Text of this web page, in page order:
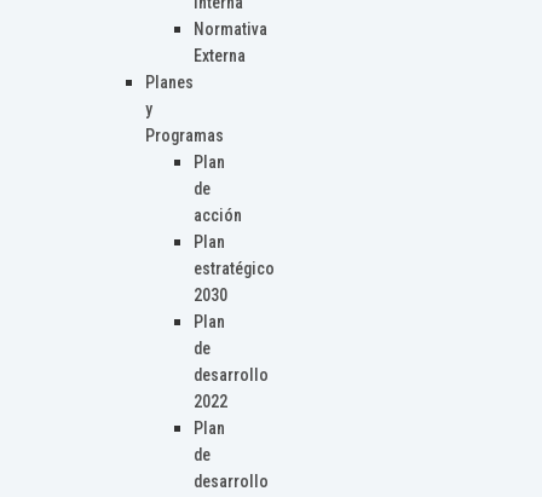
Normativa
Externa
Planes
y
Programas
Plan
de
acción
Plan
estratégico
2030
Plan
de
desarrollo
2022
Plan
de
desarrollo